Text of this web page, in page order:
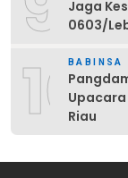
Jaga
0603/
10BABINSA
Riau